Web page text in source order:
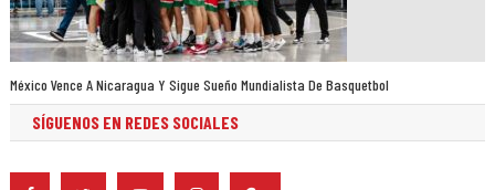
México Vence A Nicaragua Y Sigue Sueño Mundialista De Basquetbol
SÍGUENOS EN REDES SOCIALES